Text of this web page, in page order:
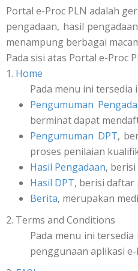
Portal e-Proc PLN adalah
pengadaan, hasil
menampung berbagai
Pada sisi atas Portal e-Proc
1. Home
Pada menu ini
Pengumuman
berminat dapat
Pengumuman DPT,
proses penilaian
Hasil Pengadaan,
Hasil DPT, berisi daftar
Berita, merupakan
2. Terms and Conditions
Pada menu ini
penggunaan aplikasi e-